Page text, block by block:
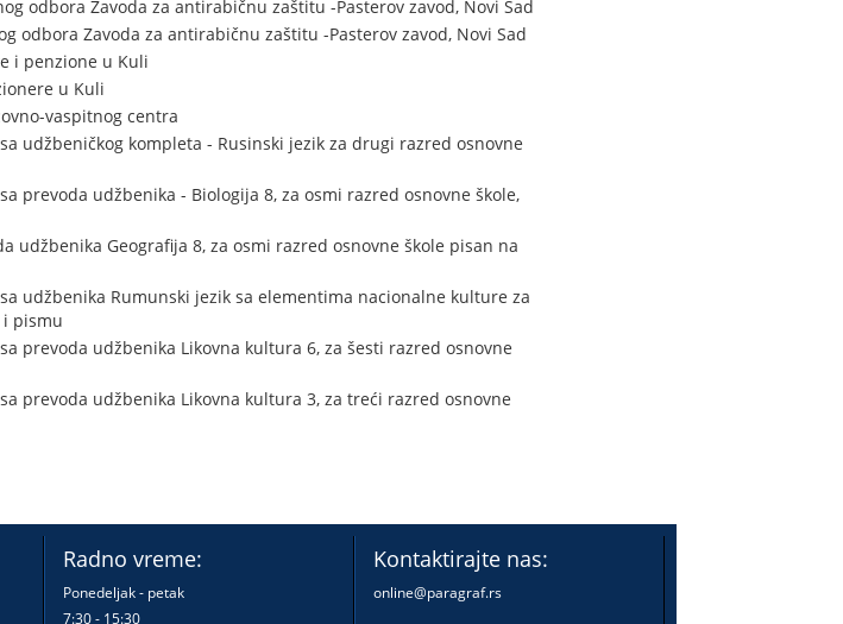
odbora Zavoda za antirabičnu zaštitu -Pasterov zavod, Novi Sad
odbora Zavoda za antirabičnu zaštitu -Pasterov zavod, Novi Sad
i penzione u Kuli
u Kuli
vaspitnog centra
udžbeničkog kompleta - Rusinski jezik za drugi razred osnovne
prevoda udžbenika - Biologija 8, za osmi razred osnovne škole,
udžbenika Geografija 8, za osmi razred osnovne škole pisan na
udžbenika Rumunski jezik sa elementima nacionalne kulture za
pismu
prevoda udžbenika Likovna kultura 6, za šesti razred osnovne
prevoda udžbenika Likovna kultura 3, za treći razred osnovne
Radno vreme:
Ponedeljak - petak
7:30 - 15:30
Kontaktirajte nas:
online@paragraf.rs